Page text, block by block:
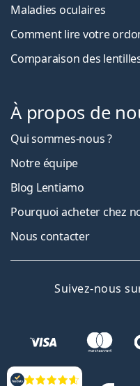
Maladies oculaires
Comment lire votre
Comparaison des
À propos de
Qui sommes-nous ?
Notre équipe
Blog Lentiamo
Pourquoi acheter chez
Nous contacter
Suivez-nous